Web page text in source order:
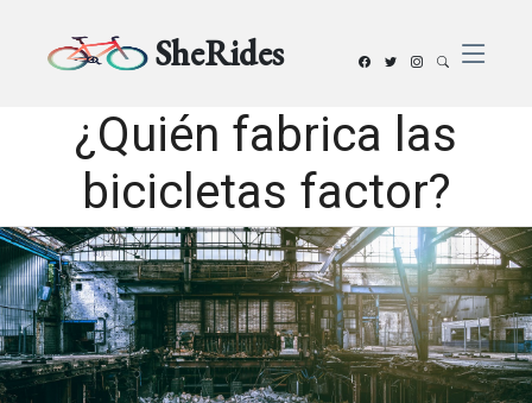
SheRides
¿Quién fabrica las
bicicletas factor?